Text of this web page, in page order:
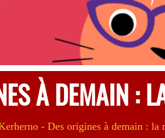
À DEMAIN :
- Des origines à demain : la